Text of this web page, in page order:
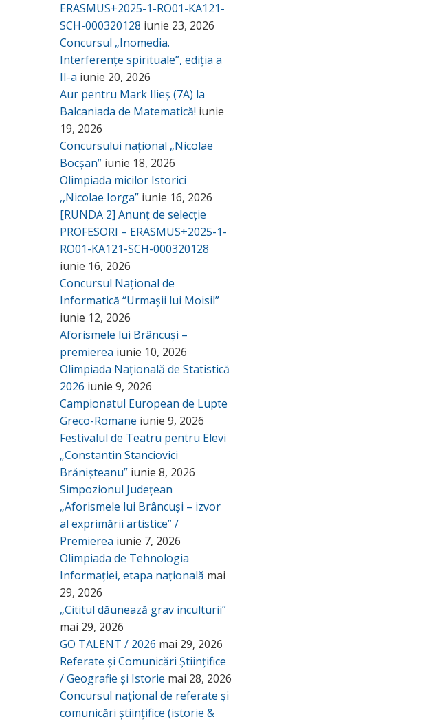
ERASMUS+2025-1-RO01-KA121-
SCH-000320128 iunie 23, 2026
Concursul „Inomedia.
Interferențe spirituale”, ediția a
II-a iunie 20, 2026
Aur pentru Mark Ilieș (7A) la
Balcaniada de Matematică! iunie
19, 2026
Concursului național „Nicolae
Bocșan” iunie 18, 2026
Olimpiada micilor Istorici
,,Nicolae Iorga” iunie 16, 2026
[RUNDA 2] Anunț de selecție
PROFESORI – ERASMUS+2025-1-
RO01-KA121-SCH-000320128
iunie 16, 2026
Concursul Național de
Informatică “Urmașii lui Moisil”
iunie 12, 2026
Aforismele lui Brâncuși –
premierea iunie 10, 2026
Olimpiada Națională de Statistică
2026 iunie 9, 2026
Campionatul European de Lupte
Greco-Romane iunie 9, 2026
Festivalul de Teatru pentru Elevi
„Constantin Stanciovici
Brănișteanu” iunie 8, 2026
Simpozionul Județean
„Aforismele lui Brâncuși – izvor
al exprimării artistice” /
Premierea iunie 7, 2026
Olimpiada de Tehnologia
Informației, etapa națională mai
29, 2026
„Cititul dăunează grav inculturii”
mai 29, 2026
GO TALENT / 2026 mai 29, 2026
Referate și Comunicări Științifice
/ Geografie și Istorie mai 28, 2026
Concursul național de referate și
comunicări științifice (istorie &